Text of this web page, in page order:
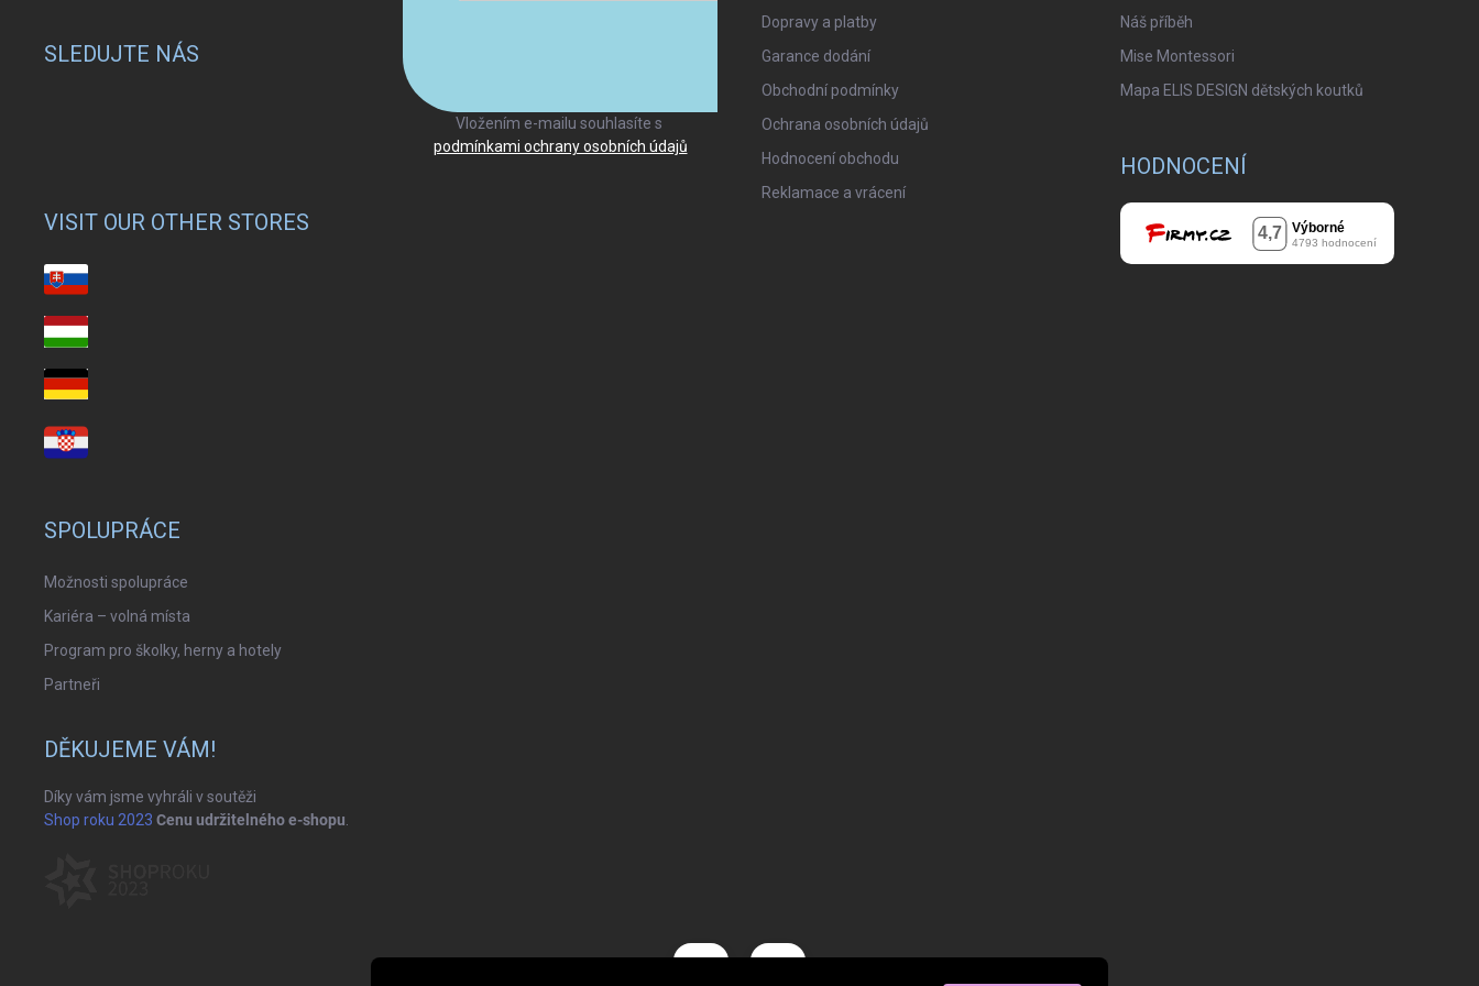
Vložením e-mailu souhlasíte s
podmínkami ochrany osobních údajů
ANO, TO CHCI
SLEDUJTE NÁS
VISIT OUR OTHER STORES
Dopravy a platby
Garance dodání
Obchodní podmínky
Ochrana osobních údajů
Hodnocení obchodu
Reklamace a vrácení
Náš příběh
Mise Montessori
Mapa ELIS DESIGN dětských koutků
HODNOCENÍ
SPOLUPRÁCE
Možnosti spolupráce
Kariéra – volná místa
Program pro školky, herny a hotely
Partneři
DĚKUJEME VÁM!
Díky vám jsme vyhráli v soutěži
Shop roku 2023 Cenu udržitelného e-shopu